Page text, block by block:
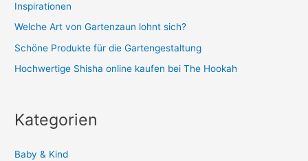
Inspirationen
Welche Art von Gartenzaun lohnt sich?
Schöne Produkte für die Gartengestaltung
Hochwertige Shisha online kaufen bei The Hookah
Kategorien
Baby & Kind